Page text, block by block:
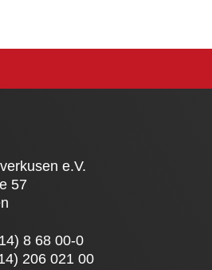
e.V.
57
8 68 00-0
206 021 00